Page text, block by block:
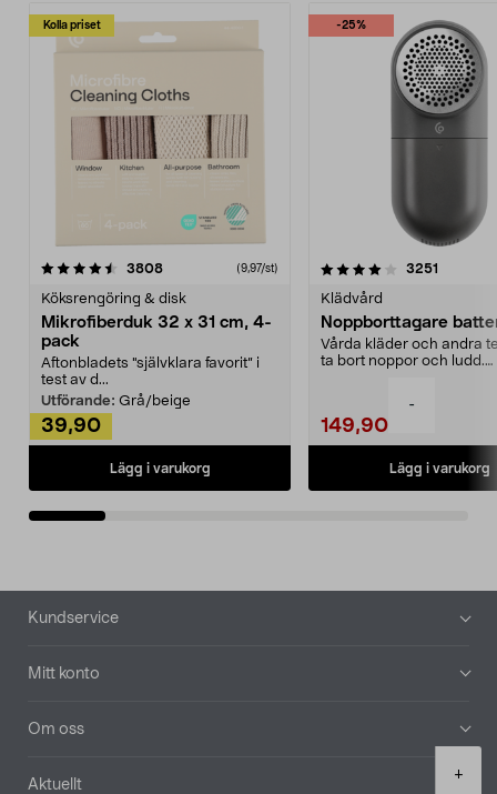
-
+
Kolla priset
3808recensioner (9,97/st)
Köksrengöring & disk
Mikrofiberduk 32 x 31 cm, 4-
pack
Aftonbladets "självklara favorit” i
test av d...
Utförande: Grå/beige
39,90
Lägg i varukorg
-25%
4.0av 5 stjärnor 3251
Klädvård
Noppborttagare
Vårda kläder och andra
ta bort noppor och ludd.
149,90
Lägg i varukorg
4.5av 5 stjärnor
Sidfot
Kundservice
Mitt konto
Om oss
Aktuellt